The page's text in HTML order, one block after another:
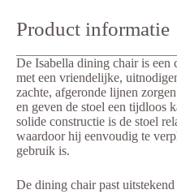
Product informatie
De Isabella dining chair is een
met een vriendelijke,
zachte, afgeronde lijnen
en geven de stoel een tijdloos
solide constructie is de stoel
waardoor hij eenvoudig te
gebruik is.
De dining chair past